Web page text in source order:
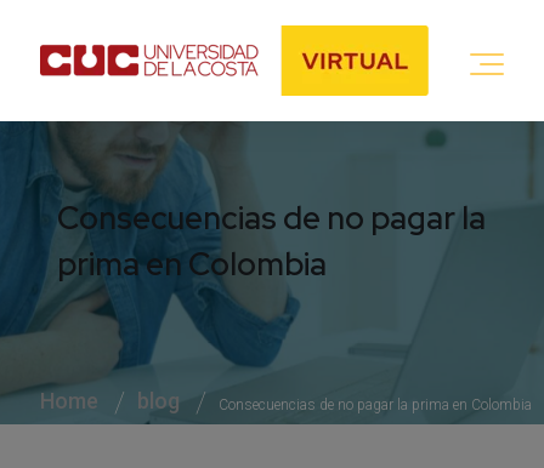
Consecuencias de no pagar la
prima en Colombia
Home blog Consecuencias de no pagar la prima en Colombia